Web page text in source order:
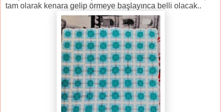
tam olarak kenara gelip örmeye başlayınca belli olacak..